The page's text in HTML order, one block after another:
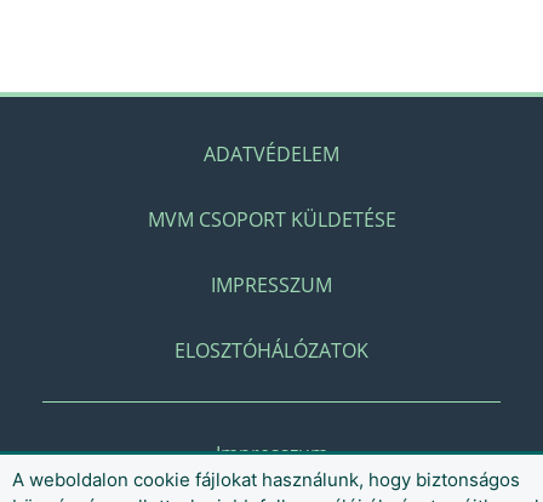
ADATVÉDELEM
MVM CSOPORT KÜLDETÉSE
IMPRESSZUM
ELOSZTÓHÁLÓZATOK
Impresszum
A weboldalon cookie fájlokat használunk, hogy biztonságos